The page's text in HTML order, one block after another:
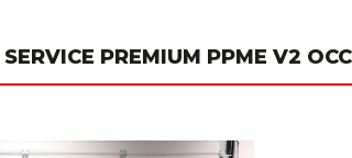
PREMIUM PPME V2